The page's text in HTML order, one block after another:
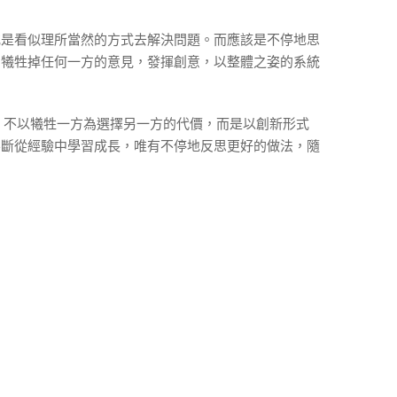
看似理所當然的方式去解決問題。而應該是不停地思
牲掉任何一方的意見，發揮創意，以整體之姿的系統
以犧牲一方為選擇另一方的代價，而是以創新形式
從經驗中學習成長，唯有不停地反思更好的做法，隨